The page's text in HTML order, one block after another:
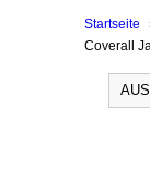
Startseite
Coverall